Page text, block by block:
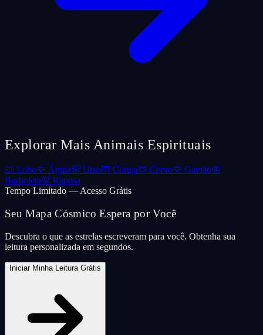
Explorar Mais Animais Espirituais
🐺 Lobo🦅 Águia🐻 Urso🦉 Coruja🦌 Cervo🦅 Gavião🦋
Borboleta🦊 Raposa
Tempo Limitado — Acesso Grátis
Seu Mapa Cósmico Espera por Você
Descubra o que as estrelas escreveram para você. Obtenha sua
leitura personalizada em segundos.
Iniciar Minha Leitura Grátis